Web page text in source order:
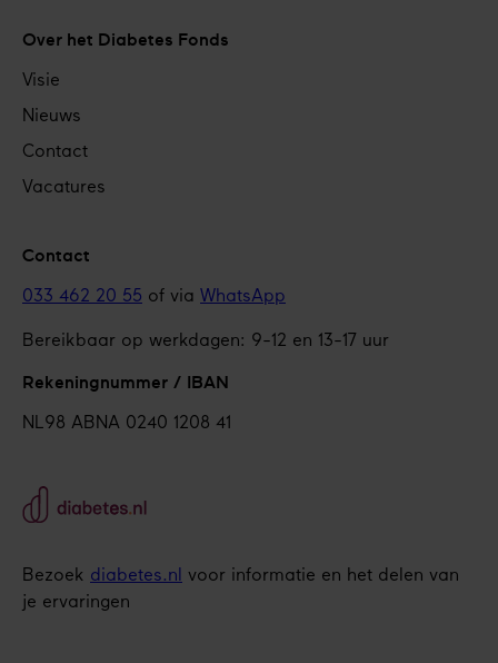
Over het Diabetes Fonds
Visie
Nieuws
Contact
Vacatures
Contact
033 462 20 55 of via WhatsApp
Bereikbaar op werkdagen: 9-12 en 13-17 uur
Rekeningnummer / IBAN
NL98 ABNA 0240 1208 41
Bezoek diabetes.nl
voor informatie en het delen van
je ervaringen